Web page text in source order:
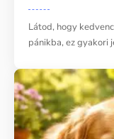
Látod, hogy
pánikba, ez gyakori